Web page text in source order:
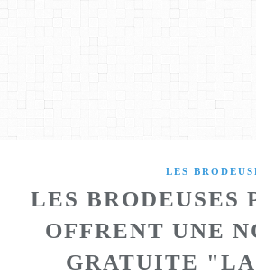
LES
LES BRODEUSES
OFFRENT UNE
GRATUITE "LA